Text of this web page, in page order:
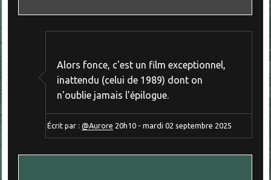
Alors fonce, c'est un film exceptionnel,
inattendu (celui de 1989) dont on
n'oublie jamais l'épilogue.
Écrit par :@Aurore 20h10 -mardi 02 septembre 2025